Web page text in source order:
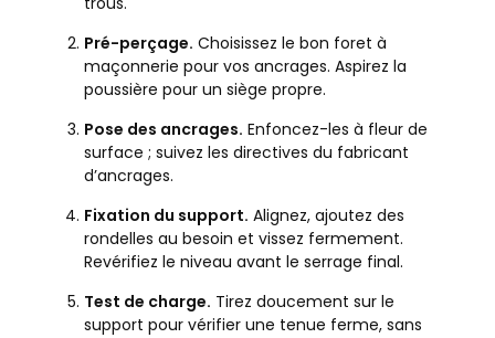
Pré-perçage. Choisissez le bon foret à
maçonnerie pour vos ancrages. Aspirez la
poussière pour un siège propre.
Pose des ancrages. Enfoncez-les à fleur de
surface ; suivez les directives du fabricant
d’ancrages.
Fixation du support. Alignez, ajoutez des
rondelles au besoin et vissez fermement.
Revérifiez le niveau avant le serrage final.
Test de charge. Tirez doucement sur le
support pour vérifier une tenue ferme, sans